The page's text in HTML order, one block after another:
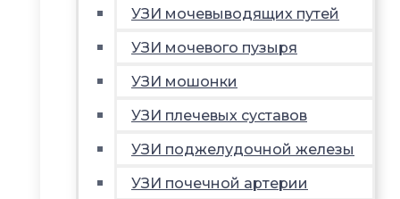
УЗИ мочевыводящих путей
УЗИ мочевого пузыря
УЗИ мошонки
УЗИ плечевых суставов
УЗИ поджелудочной железы
УЗИ почечной артерии